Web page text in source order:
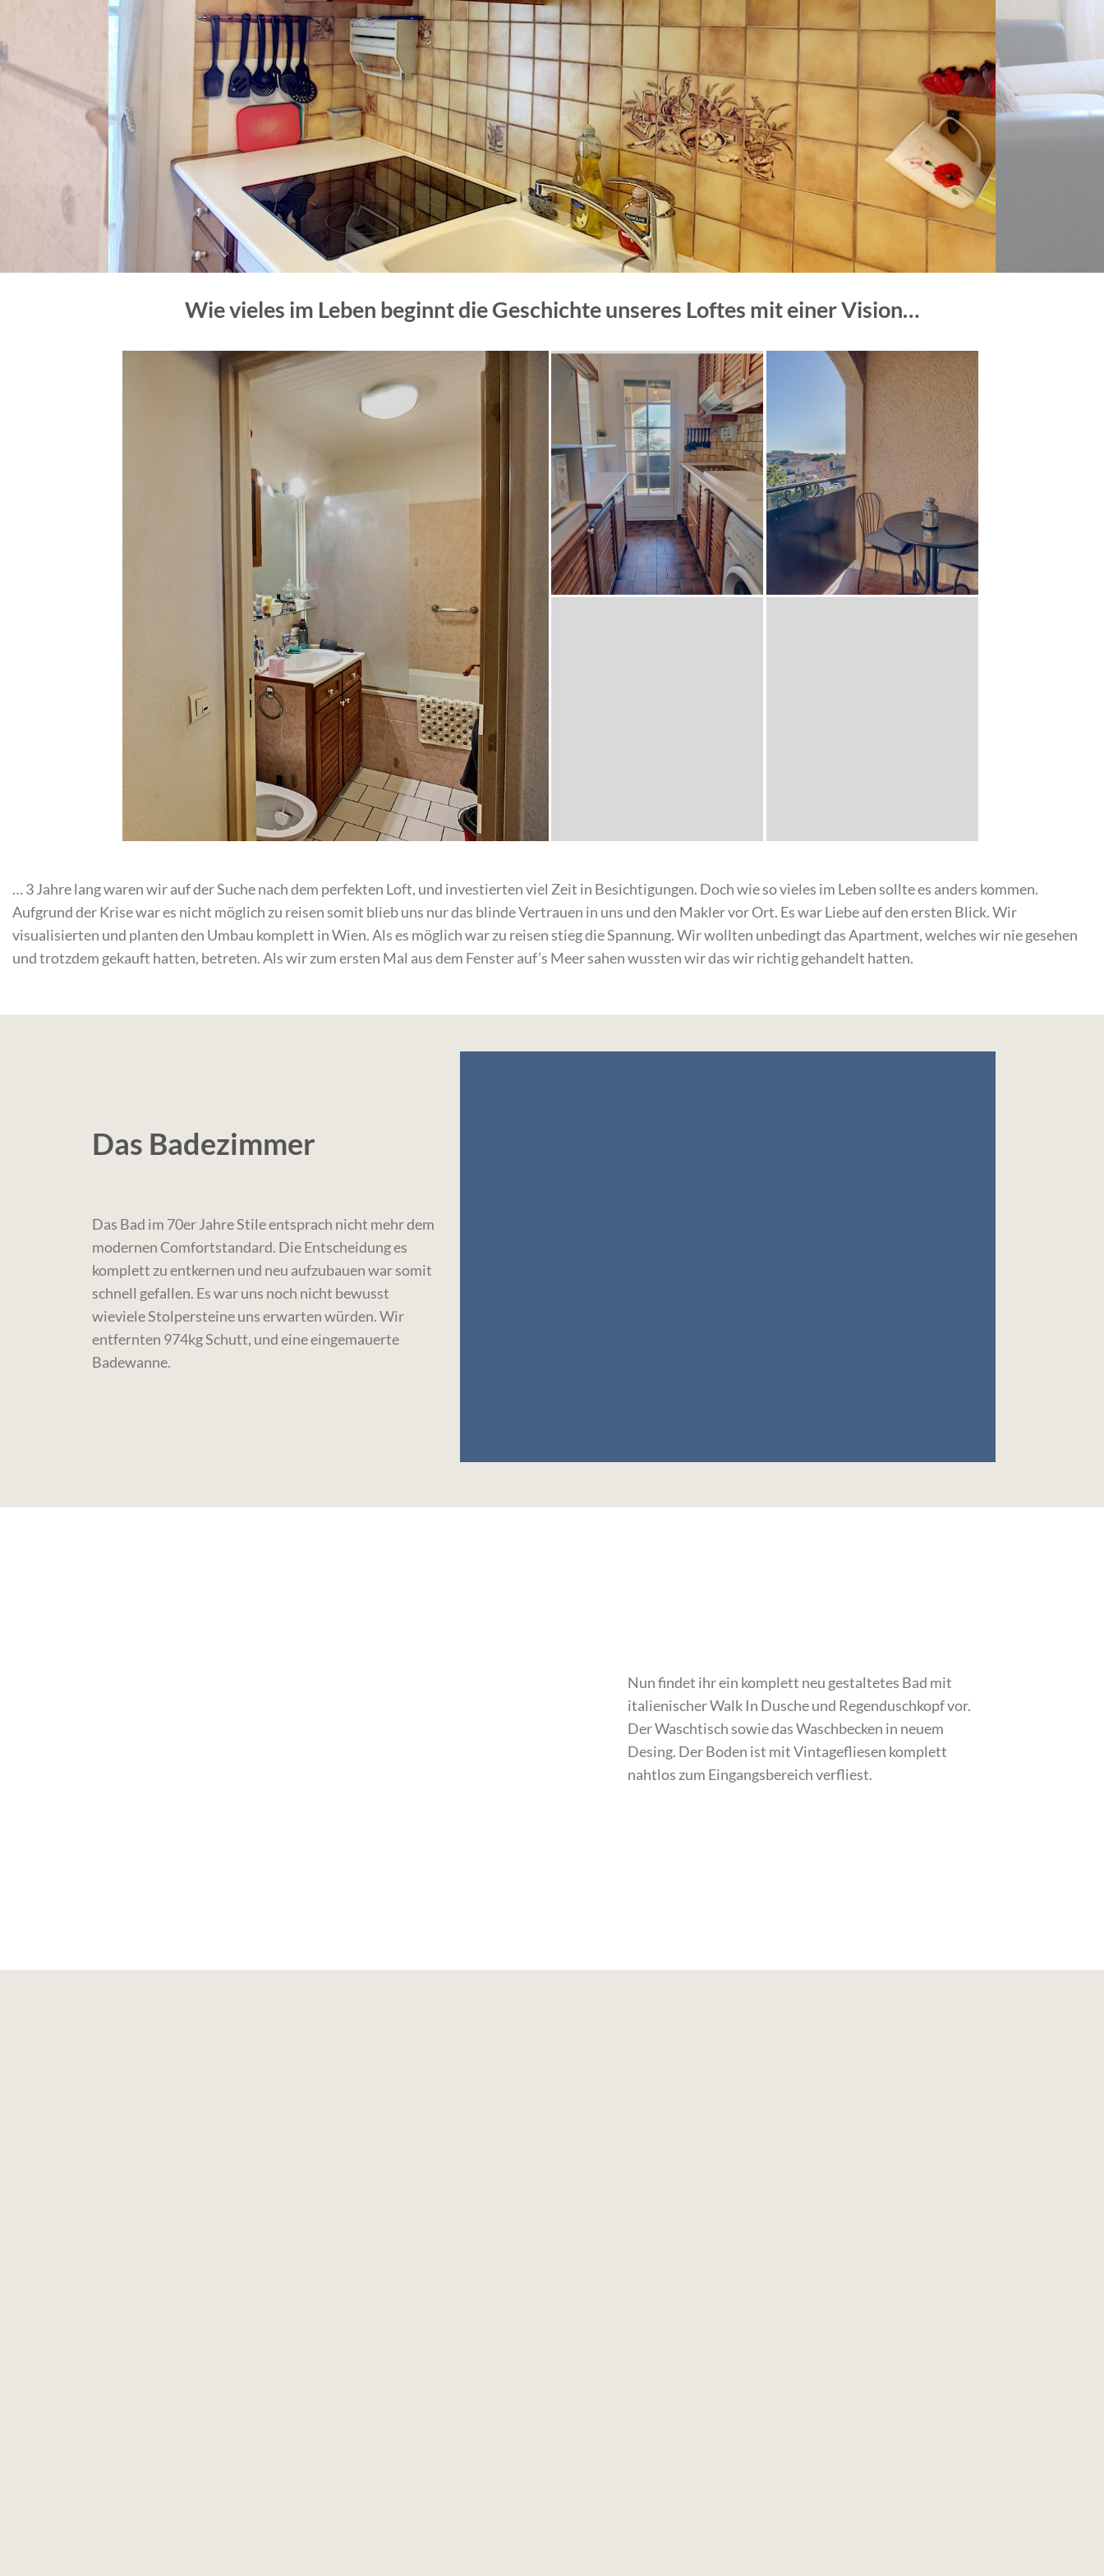
Wie vieles im Leben beginnt die Geschichte unseres Loftes mit einer Vision…
… 3 Jahre lang waren wir auf der Suche nach dem perfekten Loft, und investierten viel Zeit in Besichtigungen. Doch wie so vieles im Leben sollte es anders kommen.
Aufgrund der Krise war es nicht möglich zu reisen somit blieb uns nur das blinde Vertrauen in uns und den Makler vor Ort. Es war Liebe auf den ersten Blick. Wir
visualisierten und planten den Umbau komplett in Wien. Als es möglich war zu reisen stieg die Spannung. Wir wollten unbedingt das Apartment, welches wir nie gesehen
und trotzdem gekauft hatten, betreten. Als wir zum ersten Mal aus dem Fenster auf’s Meer sahen wussten wir das wir richtig gehandelt hatten.
Das Badezimmer
Das Bad im 70er Jahre Stile entsprach nicht mehr dem
modernen Comfortstandard. Die Entscheidung es
komplett zu entkernen und neu aufzubauen war somit
schnell gefallen. Es war uns noch nicht bewusst
wieviele Stolpersteine uns erwarten würden. Wir
entfernten 974kg Schutt, und eine eingemauerte
Badewanne.
Nun findet ihr ein komplett neu gestaltetes Bad mit
italienischer Walk In Dusche und Regenduschkopf vor.
Der Waschtisch sowie das Waschbecken in neuem
Desing. Der Boden ist mit Vintagefliesen komplett
nahtlos zum Eingangsbereich verfliest.